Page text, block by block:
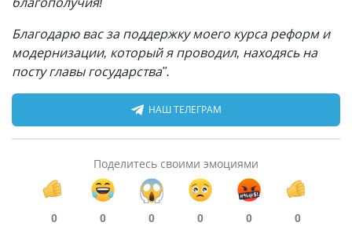
Благодарю вас за поддержку моего курса реформ и
модернизации, который я проводил, находясь на
посту главы государства".
НАШ ТЕЛЕГРАМ
Поделитесь своими эмоциями
0 0 0 0 0 0